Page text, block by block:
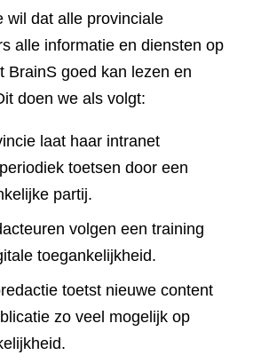
wil dat alle provinciale
alle informatie en diensten op
BrainS goed kan lezen en
doen we als volgt:
laat haar intranet
toetsen door een
partij.
volgen een training
toegankelijkheid.
toetst nieuwe content
zo veel mogelijk op